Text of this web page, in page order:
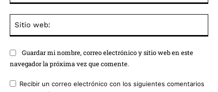
Guardar mi nombre, correo electrónico y sitio web en este
navegador la próxima vez que comente.
Recibir un correo electrónico con los siguientes comentarios